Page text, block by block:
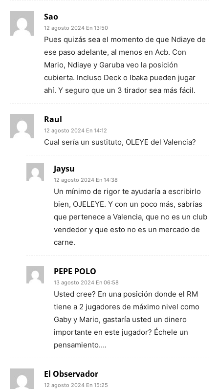
Sao
12 agosto 2024 En 13:50
Pues quizás sea el momento de que Ndiaye de
ese paso adelante, al menos en Acb. Con
Mario, Ndiaye y Garuba veo la posición
cubierta. Incluso Deck o Ibaka pueden jugar
ahí. Y seguro que un 3 tirador sea más fácil.
Raul
12 agosto 2024 En 14:12
Cual sería un sustituto, OLEYE del Valencia?
Jaysu
12 agosto 2024 En 14:38
Un mínimo de rigor te ayudaría a escribirlo
bien, OJELEYE. Y con un poco más, sabrías
que pertenece a Valencia, que no es un club
vendedor y que esto no es un mercado de
carne.
PEPE POLO
13 agosto 2024 En 06:58
Usted cree? En una posición donde el RM
tiene a 2 jugadores de máximo nivel como
Gaby y Mario, gastaría usted un dinero
importante en este jugador? Échele un
pensamiento….
El Observador
12 agosto 2024 En 15:25